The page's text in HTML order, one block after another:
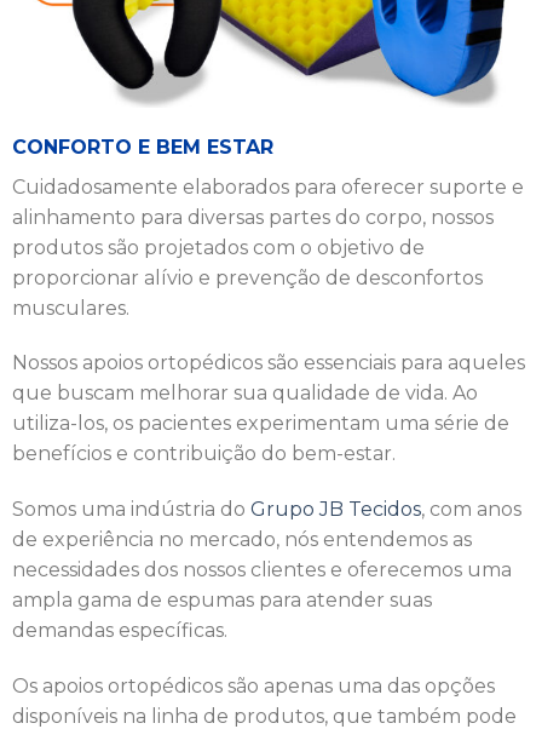
CONFORTO E BEM ESTAR
Cuidadosamente elaborados para oferecer suporte e
alinhamento para diversas partes do corpo, nossos
produtos são projetados com o objetivo de
proporcionar alívio e prevenção de desconfortos
musculares.
Nossos apoios ortopédicos são essenciais para aqueles
que buscam melhorar sua qualidade de vida. Ao
utiliza-los, os pacientes experimentam uma série de
benefícios e contribuição do bem-estar.
Somos uma indústria do Grupo JB Tecidos, com anos
de experiência no mercado, nós entendemos as
necessidades dos nossos clientes e oferecemos uma
ampla gama de espumas para atender suas
demandas específicas.
Os apoios ortopédicos são apenas uma das opções
disponíveis na linha de produtos, que também pode